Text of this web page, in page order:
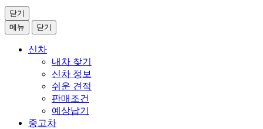
닫기
메뉴
닫기
신차
내차 찾기
신차 정보
쉬운 견적
판매조건
예상납기
중고차